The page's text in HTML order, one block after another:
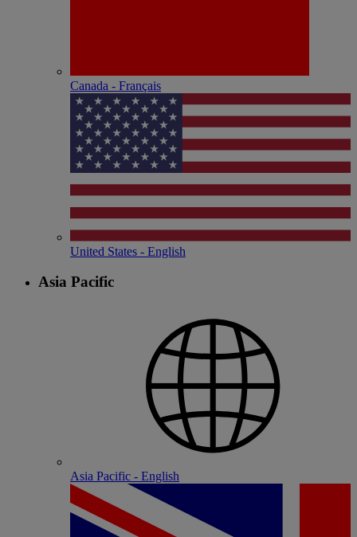
Canada - Français
United States - English
Asia Pacific
Asia Pacific - English